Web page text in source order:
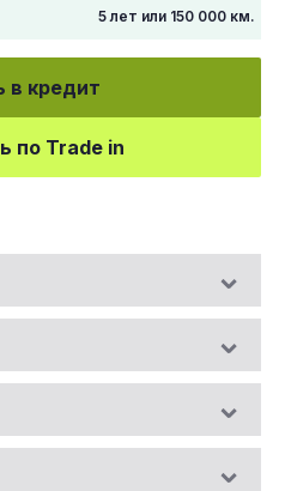
5 лет или 150 000 км.
в кредит
по Trade in